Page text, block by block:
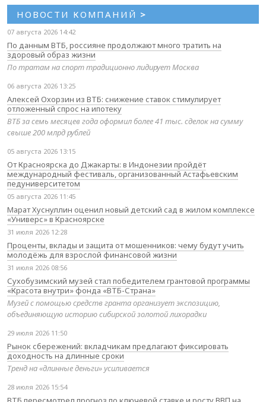
НОВОСТИ КОМПАНИЙ >
07 августа 2026 14:42
По данным ВТБ, россияне продолжают много тратить на
здоровый образ жизни
По тратам на спорт традиционно лидирует Москва
06 августа 2026 13:25
Алексей Охорзин из ВТБ: снижение ставок стимулирует
отложенный спрос на ипотеку
ВТБ за семь месяцев года оформил более 41 тыс. сделок на сумму
свыше 200 млрд рублей
05 августа 2026 13:15
От Красноярска до Джакарты: в Индонезии пройдёт
международный фестиваль, организованный Астафьевским
педуниверситетом
05 августа 2026 11:45
Марат Хуснуллин оценил новый детский сад в жилом комплексе
«Универс» в Красноярске
31 июля 2026 12:28
Проценты, вклады и защита от мошенников: чему будут учить
молодёжь для взрослой финансовой жизни
31 июля 2026 08:56
Сухобузимский музей стал победителем грантовой программы
«Красота внутри» фонда «ВТБ-Страна»
Музей с помощью средств гранта организует экспозицию,
объединяющую историю сибирской золотой лихорадки
29 июля 2026 11:50
Рынок сбережений: вкладчикам предлагают фиксировать
доходность на длинные сроки
Тренд на «длинные деньги» усиливается
28 июля 2026 15:54